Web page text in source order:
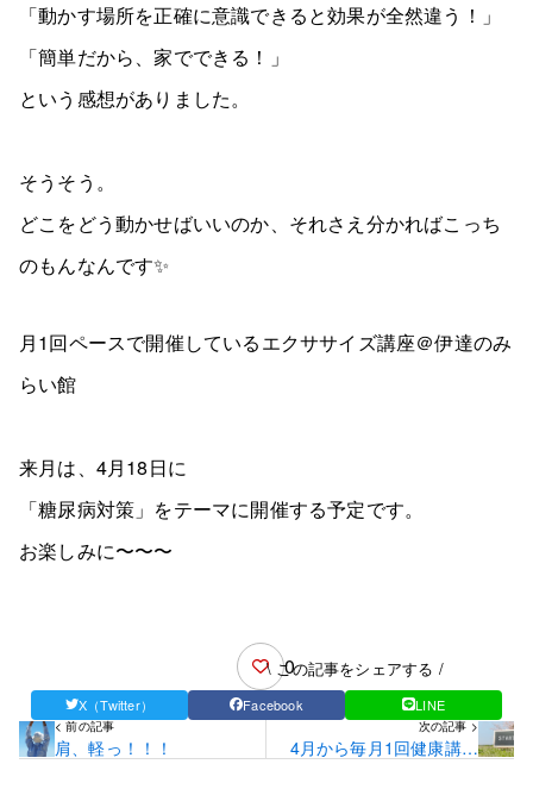
「動かす場所を正確に意識できると効果が全然違う！」
「簡単だから、家でできる！」
という感想がありました。
そうそう。
どこをどう動かせばいいのか、それさえ分かればこっち
のもんなんです✨
月1回ペースで開催しているエクササイズ講座＠伊達のみ
らい館
来月は、4月18日に
「糖尿病対策」をテーマに開催する予定です。
お楽しみに〜〜〜
0
\ この記事をシェアする /
X（Twitter） Facebook LINE
< 前の記事
肩、軽っ！！！
次の記事 >
4月から毎月1回健康講座
を催します！